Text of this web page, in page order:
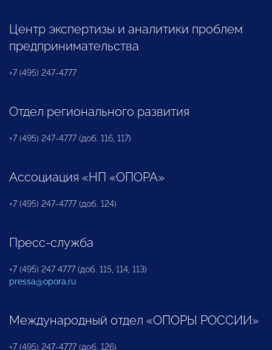
Центр экспертизы и аналитики проблем
предпринимательства
+7 (495) 247-4777
Отдел регионального развития
+7 (495) 247-4777 (доб. 116, 117)
Ассоциация «НП «ОПОРА»
+7 (495) 247-4777 (доб. 124)
Пресс-служба
+7 (495) 247 4777 (доб. 115, 114, 113)
pressa@opora.ru
Международный отдел «ОПОРЫ РОССИИ»
+7 (495) 247-4777 (доб. 126)